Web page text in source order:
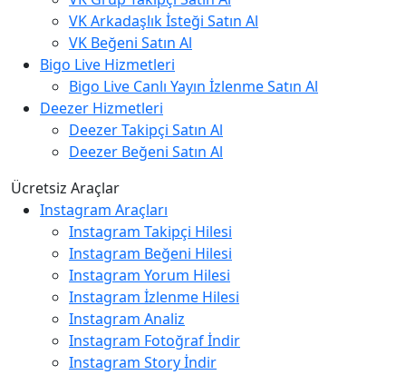
VK Arkadaşlık İsteği Satın Al
VK Beğeni Satın Al
Bigo Live Hizmetleri
Bigo Live Canlı Yayın İzlenme Satın Al
Deezer Hizmetleri
Deezer Takipçi Satın Al
Deezer Beğeni Satın Al
Ücretsiz Araçlar
Instagram Araçları
Instagram Takipçi Hilesi
Instagram Beğeni Hilesi
Instagram Yorum Hilesi
Instagram İzlenme Hilesi
Instagram Analiz
Instagram Fotoğraf İndir
Instagram Story İndir